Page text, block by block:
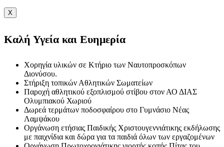
X
Καλή Υγεία και Ευημερία
Χορηγία υλικών σε Κτήριο των Ναυτοπροσκόπων
Διονύσου.
Στήριξη τοπικών Αθλητικών Σωματείων
Παροχή αθλητικού εξοπλισμού στίβου στον ΑΟ ΔΙΑΣ
Ολυμπιακού Χωριού
Δωρεά τερμάτων ποδοσφαίρου στο Γυμνάσιο Νέας
Λαμψάκου
Οργάνωση ετήσιας Παιδικής Χριστουγεννιάτικης εκδήλωσης
με παιχνίδια και δώρα για τα παιδιά όλων των εργαζομένων